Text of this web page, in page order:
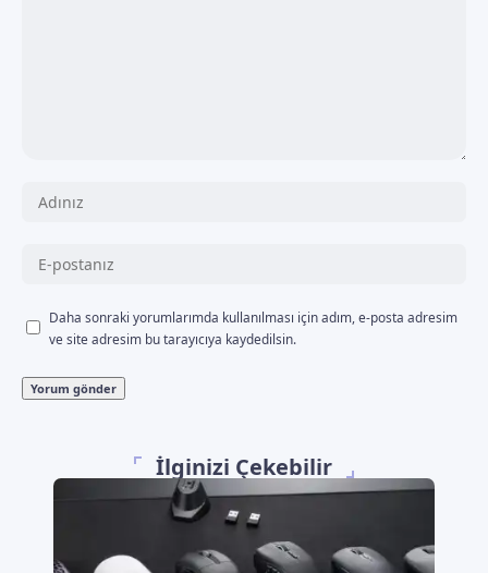
Daha sonraki yorumlarımda kullanılması için adım, e-posta adresim
ve site adresim bu tarayıcıya kaydedilsin.
İlginizi Çekebilir